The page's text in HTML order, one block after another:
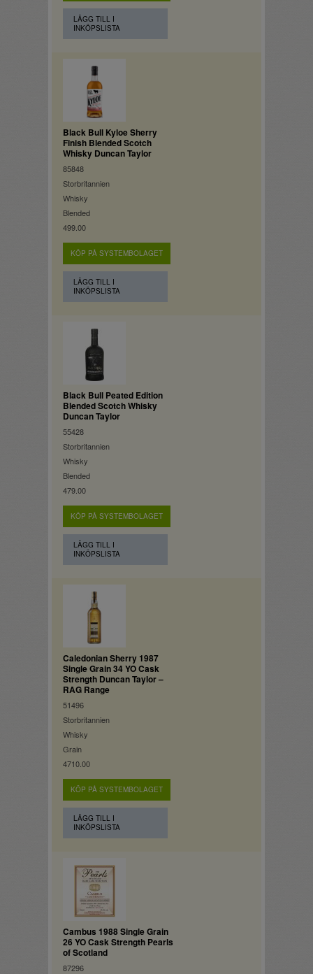
LÄGG TILL I
INKÖPSLISTA
Black Bull Kyloe Sherry
Finish Blended Scotch
Whisky Duncan Taylor
85848
Storbritannien
Whisky
Blended
499.00
KÖP PÅ SYSTEMBOLAGET
LÄGG TILL I
INKÖPSLISTA
Black Bull Peated Edition
Blended Scotch Whisky
Duncan Taylor
55428
Storbritannien
Whisky
Blended
479.00
KÖP PÅ SYSTEMBOLAGET
LÄGG TILL I
INKÖPSLISTA
Caledonian Sherry 1987
Single Grain 34 YO Cask
Strength Duncan Taylor –
RAG Range
51496
Storbritannien
Whisky
Grain
4710.00
KÖP PÅ SYSTEMBOLAGET
LÄGG TILL I
INKÖPSLISTA
Cambus 1988 Single Grain
26 YO Cask Strength Pearls
of Scotland
87296